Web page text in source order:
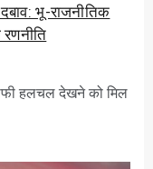
भू-राजनीतिक
हलचल देखने को मिल